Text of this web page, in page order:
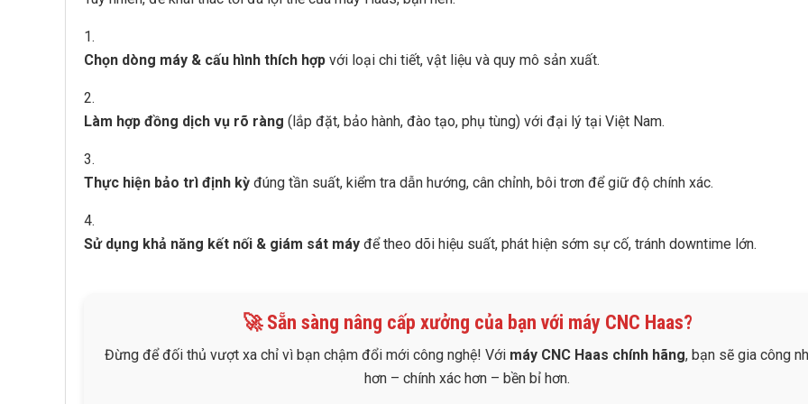
Chọn dòng máy & cấu hình thích hợp với loại chi tiết, vật liệu và quy mô sản xuất.
Làm hợp đồng dịch vụ rõ ràng (lắp đặt, bảo hành, đào tạo, phụ tùng) với đại lý tại Việt Nam.
Thực hiện bảo trì định kỳ đúng tần suất, kiểm tra dẫn hướng, cân chỉnh, bôi trơn để giữ độ chính xác.
Sử dụng khả năng kết nối & giám sát máy để theo dõi hiệu suất, phát hiện sớm sự cố, tránh downtime lớn.
🚀 Sẵn sàng nâng cấp xưởng của bạn với máy CNC Haas?
Đừng để đối thủ vượt xa chỉ vì bạn chậm đổi mới công nghệ! Với máy CNC Haas chính hãng, bạn sẽ gia công
hơn – chính xác hơn – bền bỉ hơn.